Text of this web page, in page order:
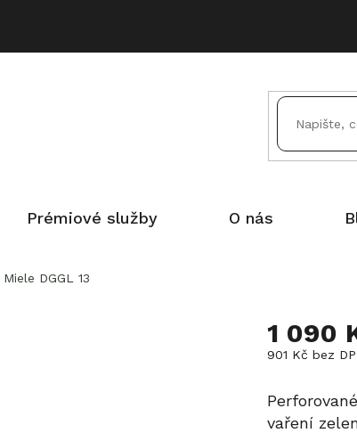
Prémiové služby O nás
DGGL 13
1 090
901 Kč bez
cena:
vaření